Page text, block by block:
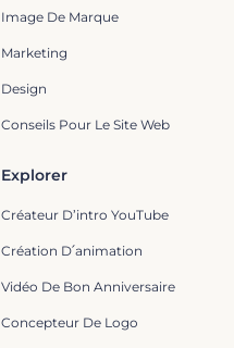
Image De Marque
Marketing
Design
Conseils Pour Le Site Web
Explorer
Créateur D’intro YouTube
Création D՛animation
Vidéo De Bon Anniversaire
Concepteur De Logo